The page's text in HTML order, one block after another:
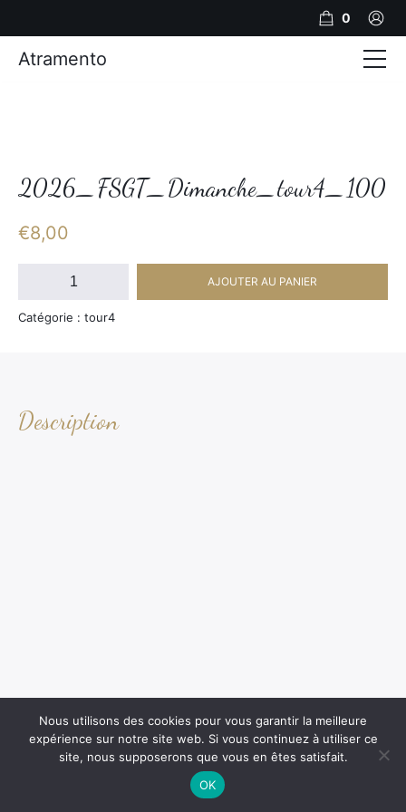
2026_FSGT_Dimanche_tour4_100
€8,00
quantité
2026_FSGT_Dimanche_tour4_100
AJOUTER AU PANIER
Catégorie : tour4
Description
0
Atramento
Photos
Nous utilisons des cookies pour vous garantir la meilleure
expérience sur notre site web. Si vous continuez à utiliser ce
site, nous supposerons que vous en êtes satisfait.
OK